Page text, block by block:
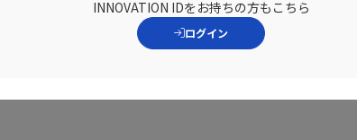
INNOVATION IDをお持ちの方もこちら
ログイン